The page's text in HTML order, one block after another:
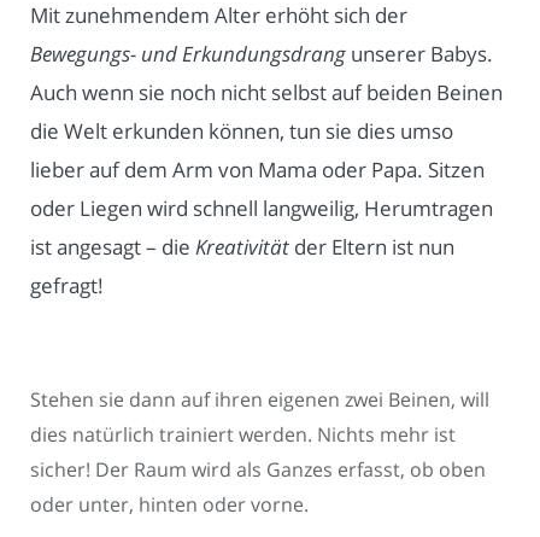
Mit zunehmendem Alter erhöht sich der
Bewegungs- und Erkundungsdrang unserer Babys.
Auch wenn sie noch nicht selbst auf beiden Beinen
die Welt erkunden können, tun sie dies umso
lieber auf dem Arm von Mama oder Papa. Sitzen
oder Liegen wird schnell langweilig, Herumtragen
ist angesagt – die Kreativität der Eltern ist nun
gefragt!
Stehen sie dann auf ihren eigenen zwei Beinen, will
dies natürlich trainiert werden. Nichts mehr ist
sicher! Der Raum wird als Ganzes erfasst, ob oben
oder unter, hinten oder vorne.